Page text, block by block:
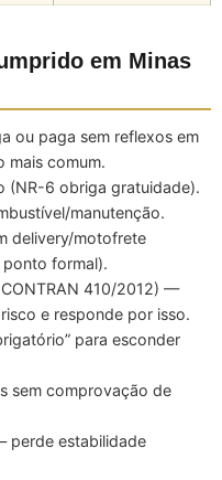
em Minas
ou paga sem reflexos em
mais comum.
(NR-6 obriga gratuidade).
manutenção.
delivery/motofrete
ponto formal).
CONTRAN 410/2012) —
e responde por isso.
para esconder
sem comprovação de
perde estabilidade